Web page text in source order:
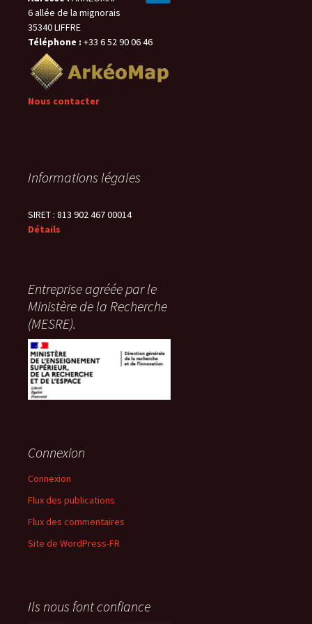
6 allée de la mignorais
35340 LIFFRE
Téléphone : +33 6 52 90 06 46
Nous contacter
Informations légales
SIRET : 813 902 467 00014
Détails
Entreprise agréée par le
Ministère de la Recherche
(MESRE).
Connexion
Connexion
Flux des publications
Flux des commentaires
Site de WordPress-FR
Ils nous font confiance